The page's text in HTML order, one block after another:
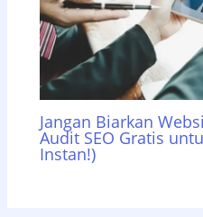
Jangan Biarkan
Audit SEO Gratis
Instan!)